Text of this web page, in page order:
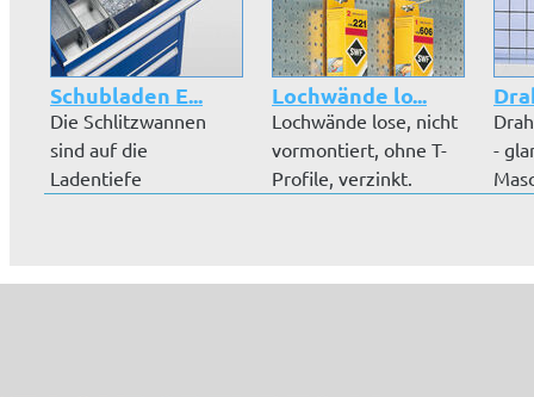
Schubladen E...
Die Schlitzwannen
sind auf die
Ladentiefe
Lochwände lo...
Lochwände lose, nicht
vormontiert, ohne T-
Profile, verzinkt.
-